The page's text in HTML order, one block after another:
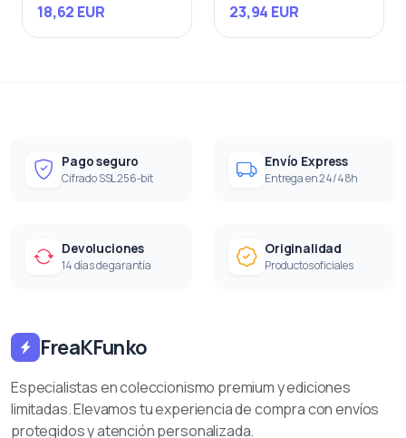
18,62 EUR 23,94 EUR
Pago seguro
Cifrado SSL 256-bit
Envío Express
Entrega en 24/48h
Devoluciones
14 días de garantía
Originalidad
Productos oficiales
FreaKFunko
Especialistas en coleccionismo premium y ediciones
limitadas. Elevamos tu experiencia de compra con envíos
protegidos y atención personalizada.